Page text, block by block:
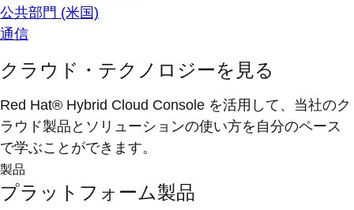
公共部門 (米国)
通信
クラウド・テクノロジーを見る
Red Hat® Hybrid Cloud Console を活用して、当社のク
ラウド製品とソリューションの使い方を自分のペース
で学ぶことができます。
製品
プラットフォーム製品